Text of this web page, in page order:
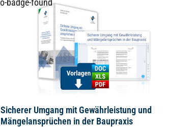
Sicherer Umgang mit Gewährleistung und
Mängelansprüchen in der Baupraxis